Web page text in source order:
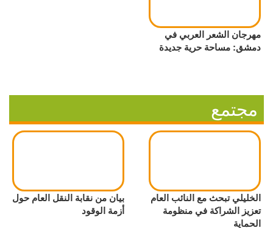
مهرجان الشعر العربي في
دمشق: مساحة حرية جديدة
مجتمع
الخليلي تبحث مع النائب العام
تعزيز الشراكة في منظومة
الحماية
بيان من نقابة النقل العام حول
أزمة الوقود